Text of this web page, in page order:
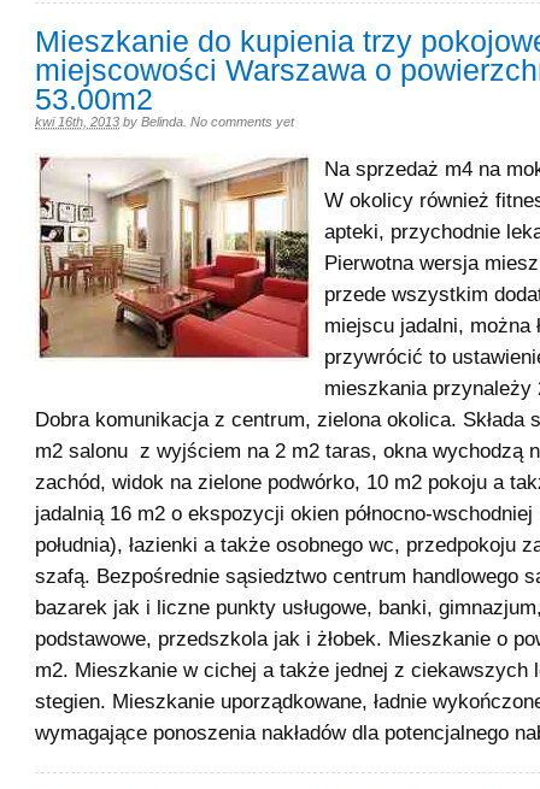
Mieszkanie do kupienia trzy
miejscowości Warszawa o
53.00m2
kwi 16th, 2013 by Belinda No comments yet
Na sprzedaż m4 na
W okolicy również
apteki, przychodnie
Pierwotna wersja
przede wszystkim
miejscu jadalni, można
przywrócić to
mieszkania przynależy
Dobra komunikacja z centrum, zielona okolica. Składa
m2 salonu z wyjściem na 2 m2 taras, okna wychodzą
zachód, widok na zielone podwórko, 10 m2 pokoju a
jadalnią 16 m2 o ekspozycji okien północno-wschodniej
południa), łazienki a także osobnego wc, przedpokoju
szafą. Bezpośrednie sąsiedztwo centrum handlowego
bazarek jak i liczne punkty usługowe, banki,
podstawowe, przedszkola jak i żłobek. Mieszkanie o
m2. Mieszkanie w cichej a także jednej z ciekawszych
stegien. Mieszkanie uporządkowane, ładnie
wymagające ponoszenia nakładów dla potencjalnego